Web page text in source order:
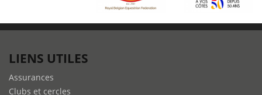
LIENS UTILES
Assurances
Clubs et cercles